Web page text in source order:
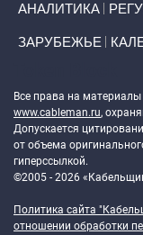
АНАЛИТИКА
ЗАРУБЕЖЬЕ
Все права на
www.cableman.ru,
Допускается
от объема
гиперссылкой.
©2005 - 2026
Политика сайта
отношении обработки